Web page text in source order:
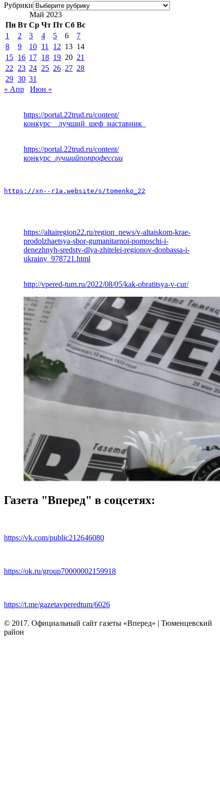
Рубрики
Май 2023
Пн Вт Ср Чт Пт Сб Вс
1
2 3 4 5 6
7
8
9 10 11 12 13 14
15 16 17 18 19 20 21
22
23 24 25 26 27 28
29 30 31
« Апр
Июн »
https://portal.22trud.ru/content/
конкурс__лучший_шеф_наставник_
https://portal.22trud.ru/content/
конкурс _лучшийпопрофессии
https://xn--r1a.website/s/tomenko_22
https://altairegion22.ru/region_news/v-altaiskom-krae-
prodolzhaetsya-sbor-gumanitarnoi-pomoschi-i-
denezhnyh-sredstv-dlya-zhitelei-regionov-donbassa-i-
ukrainy_978721.html
http://vpered-tum.ru/2022/08/05/kak-obratitsya-v-cur/
Газета "Вперед" в соцсетях:
https://vk.com/public212646080
https://ok.ru/group70000002159918
https://t.me/gazetavperedtum/6026
© 2017. Официальный сайт газеты «Вперед» | Тюменцевский
район